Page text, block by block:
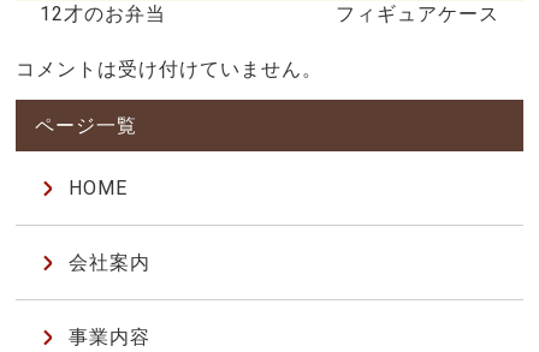
12才のお弁当 フィギュアケース
コメントは受け付けていません。
HOME
会社案内
事業内容